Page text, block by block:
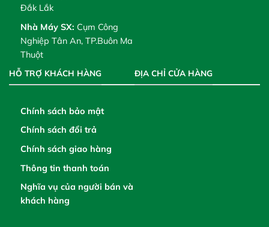
Đắk Lắk
Nhà Máy SX: Cụm Công
Nghiệp Tân An, TP.Buôn Ma
Thuột
HỖ TRỢ KHÁCH HÀNG
Chính sách bảo mật
Chính sách đổi trả
Chính sách giao hàng
Thông tin thanh toán
Nghĩa vụ của người bán và
khách hàng
ĐỊA CHỈ CỬA HÀNG